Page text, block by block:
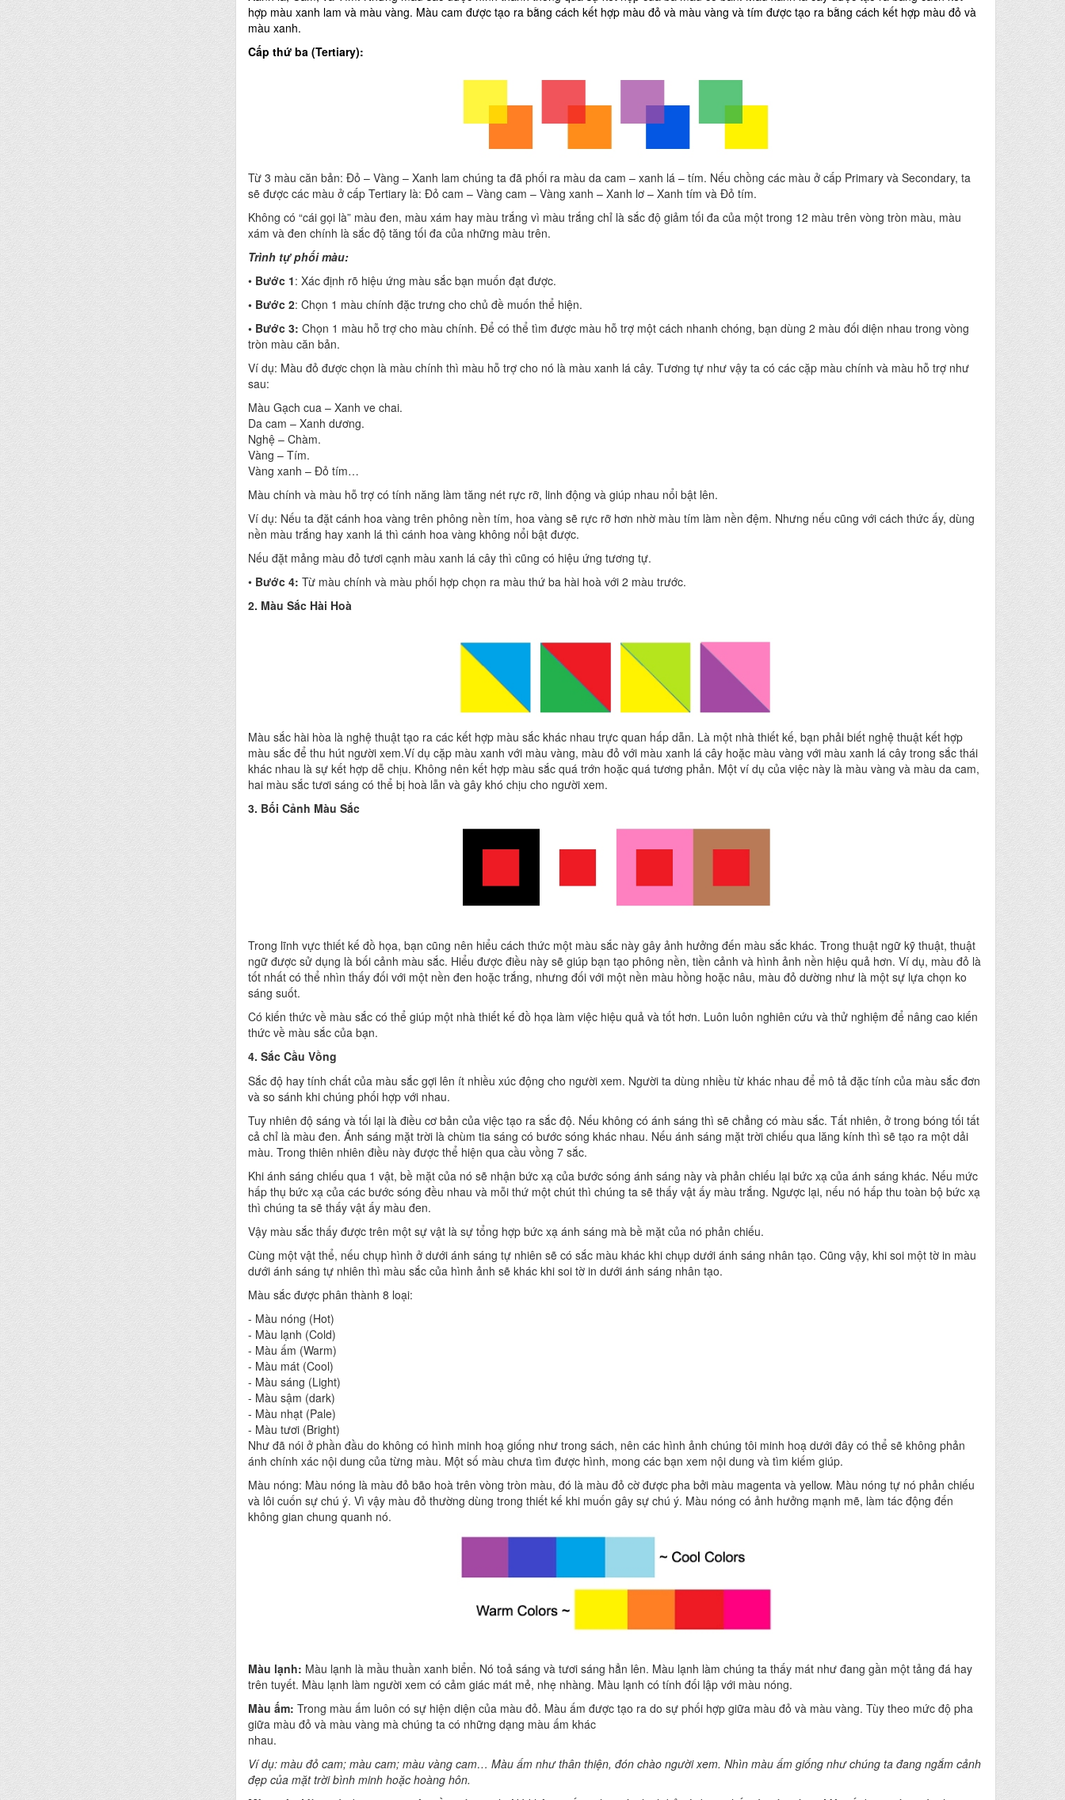
hợp màu xanh lam và màu vàng. Màu cam được tạo ra bằng cách kết hợp màu đỏ và màu vàng và tím được tạo ra bằng cách kết hợp màu đỏ và
màu xanh.
Cấp thứ ba (Tertiary):
Từ 3 màu căn bản: Đỏ – Vàng – Xanh lam chúng ta đã phối ra màu da cam – xanh lá – tím. Nếu chồng các màu ở cấp Primary và Secondary, ta
sẽ được các màu ở cấp Tertiary là: Đỏ cam – Vàng cam – Vàng xanh – Xanh lơ – Xanh tím và Đỏ tím.
Không có “cái gọi là” màu đen, màu xám hay màu trắng vì màu trắng chỉ là sắc độ giảm tối đa của một trong 12 màu trên vòng tròn màu, màu
xám và đen chính là sắc độ tăng tối đa của những màu trên.
Trình tự phối màu:
• Bước 1: Xác định rõ hiệu ứng màu sắc bạn muốn đạt được.
• Bước 2: Chọn 1 màu chính đặc trưng cho chủ đề muốn thể hiện.
• Bước 3: Chọn 1 màu hỗ trợ cho màu chính. Để có thể tìm được màu hỗ trợ một cách nhanh chóng, bạn dùng 2 màu đối diện nhau trong vòng
tròn màu căn bản.
Ví dụ: Màu đỏ được chọn là màu chính thì màu hỗ trợ cho nó là màu xanh lá cây. Tương tự như vậy ta có các cặp màu chính và màu hỗ trợ như
sau:
Màu Gạch cua – Xanh ve chai.
Da cam – Xanh dương.
Nghệ – Chàm.
Vàng – Tím.
Vàng xanh – Đỏ tím…
Màu chính và màu hỗ trợ có tính năng làm tăng nét rực rỡ, linh động và giúp nhau nổi bật lên.
Ví dụ: Nếu ta đặt cánh hoa vàng trên phông nền tím, hoa vàng sẽ rực rỡ hơn nhờ màu tím làm nền đệm. Nhưng nếu cũng với cách thức ấy, dùng
nền màu trắng hay xanh lá thì cánh hoa vàng không nổi bật được.
Nếu đặt mảng màu đỏ tươi cạnh màu xanh lá cây thì cũng có hiệu ứng tương tự.
• Bước 4: Từ màu chính và màu phối hợp chọn ra màu thứ ba hài hoà với 2 màu trước.
2. Màu Sắc Hài Hoà
Màu sắc hài hòa là nghệ thuật tạo ra các kết hợp màu sắc khác nhau trực quan hấp dẫn. Là một nhà thiết kế, bạn phải biết nghệ thuật kết hợp
màu sắc để thu hút người xem.Ví dụ cặp màu xanh với màu vàng, màu đỏ với màu xanh lá cây hoặc màu vàng với màu xanh lá cây trong sắc thái
khác nhau là sự kết hợp dễ chịu. Không nên kết hợp màu sắc quá trớn hoặc quá tương phản. Một ví dụ của việc này là màu vàng và màu da cam,
hai màu sắc tươi sáng có thể bị hoà lẫn và gây khó chịu cho người xem.
3. Bối Cảnh Màu Sắc
Trong lĩnh vực thiết kế đồ họa, bạn cũng nên hiểu cách thức một màu sắc này gây ảnh hưởng đến màu sắc khác. Trong thuật ngữ kỹ thuật, thuật
ngữ được sử dụng là bối cảnh màu sắc. Hiểu được điều này sẽ giúp bạn tạo phông nền, tiền cảnh và hình ảnh nền hiệu quả hơn. Ví dụ, màu đỏ là
tốt nhất có thể nhìn thấy đối với một nền đen hoặc trắng, nhưng đối với một nền màu hồng hoặc nâu, màu đỏ dường như là một sự lựa chọn ko
sáng suốt.
Có kiến thức về màu sắc có thể giúp một nhà thiết kế đồ họa làm việc hiệu quả và tốt hơn. Luôn luôn nghiên cứu và thử nghiệm để nâng cao kiến
thức về màu sắc của bạn.
4. Sắc Cầu Vồng
Sắc độ hay tính chất của màu sắc gợi lên ít nhiều xúc động cho người xem. Người ta dùng nhiều từ khác nhau để mô tả đặc tính của màu sắc đơn
và so sánh khi chúng phối hợp với nhau.
Tuy nhiên độ sáng và tối lại là điều cơ bản của việc tạo ra sắc độ. Nếu không có ánh sáng thì sẽ chẳng có màu sắc. Tất nhiên, ở trong bóng tối tất
cả chỉ là màu đen. Ánh sáng mặt trời là chùm tia sáng có bước sóng khác nhau. Nếu ánh sáng mặt trời chiếu qua lăng kính thì sẽ tạo ra một dải
màu. Trong thiên nhiên điều này được thể hiện qua cầu vồng 7 sắc.
Khi ánh sáng chiếu qua 1 vật, bề mặt của nó sẽ nhận bức xạ của bước sóng ánh sáng này và phản chiếu lại bức xạ của ánh sáng khác. Nếu mức
hấp thụ bức xạ của các bước sóng đều nhau và mỗi thứ một chút thì chúng ta sẽ thấy vật ấy màu trắng. Ngược lại, nếu nó hấp thu toàn bộ bức xạ
thì chúng ta sẽ thấy vật ấy màu đen.
Vậy màu sắc thấy được trên một sự vật là sự tổng hợp bức xạ ánh sáng mà bề mặt của nó phản chiếu.
Cùng một vật thể, nếu chụp hình ở dưới ánh sáng tự nhiên sẽ có sắc màu khác khi chụp dưới ánh sáng nhân tạo. Cũng vậy, khi soi một tờ in màu
dưới ánh sáng tự nhiên thì màu sắc của hình ảnh sẽ khác khi soi tờ in dưới ánh sáng nhân tạo.
Màu sắc được phân thành 8 loại:
- Màu nóng (Hot)
- Màu lạnh (Cold)
- Màu ấm (Warm)
- Màu mát (Cool)
- Màu sáng (Light)
- Màu sậm (dark)
- Màu nhạt (Pale)
- Màu tươi (Bright)
Như đã nói ở phần đầu do không có hình minh hoạ giống như trong sách, nên các hình ảnh chúng tôi minh hoạ dưới đây có thể sẽ không phản
ánh chính xác nội dung của từng màu. Một số màu chưa tìm được hình, mong các bạn xem nội dung và tìm kiếm giúp.
Màu nóng: Màu nóng là màu đỏ bão hoà trên vòng tròn màu, đó là màu đỏ cờ được pha bởi màu magenta và yellow. Màu nóng tự nó phản chiếu
và lôi cuốn sự chú ý. Vì vậy màu đỏ thường dùng trong thiết kế khi muốn gây sự chú ý. Màu nóng có ảnh hưởng mạnh mẽ, làm tác động đến
không gian chung quanh nó.
Màu lạnh: Màu lạnh là mầu thuần xanh biển. Nó toả sáng và tươi sáng hẳn lên. Màu lạnh làm chúng ta thấy mát như đang gần một tảng đá hay
trên tuyết. Màu lạnh làm người xem có cảm giác mát mẻ, nhẹ nhàng. Màu lạnh có tính đối lập với màu nóng.
Màu ấm: Trong màu ấm luôn có sự hiện diện của màu đỏ. Màu ấm được tạo ra do sự phối hợp giữa màu đỏ và màu vàng. Tùy theo mức độ pha
giữa màu đỏ và màu vàng mà chúng ta có những dạng màu ấm khác
nhau.
Ví dụ: màu đỏ cam; màu cam; màu vàng cam… Màu ấm như thân thiện, đón chào người xem. Nhìn màu ấm giống như chúng ta đang ngắm cảnh
đẹp của mặt trời bình minh hoặc hoàng hôn.